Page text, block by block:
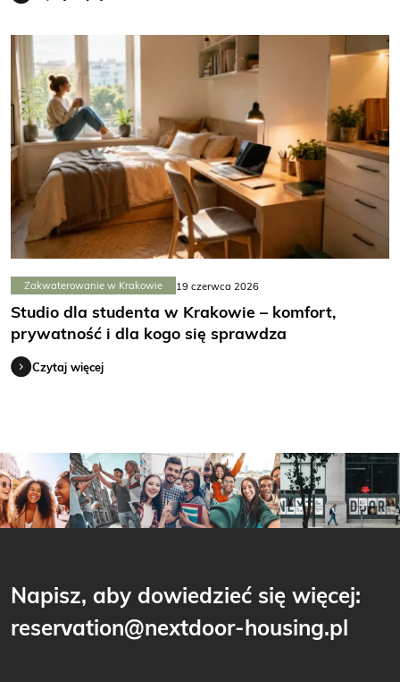
Zakwaterowanie w Krakowie 19 czerwca 2026
Studio dla studenta w Krakowie – komfort,
prywatność i dla kogo się sprawdza
Czytaj więcej
Napisz, aby dowiedzieć się więcej:
reservation@nextdoor-housing.pl